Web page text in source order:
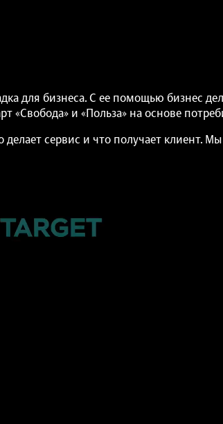
для бизнеса. С ее помощью бизнес
«Свобода» и «Польза» на основе
сервис и что получает клиент.